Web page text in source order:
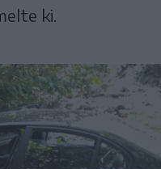
ki.